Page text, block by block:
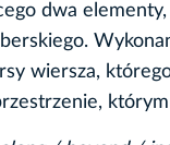
dwa
wiersza,